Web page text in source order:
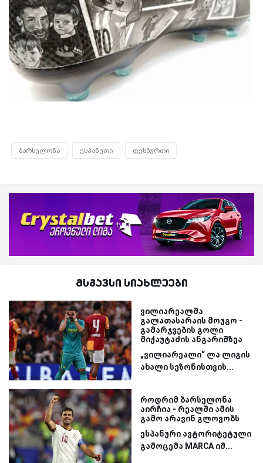
ბარსელონა ესპანეთი ფეხბურთი
მსგავსი სიახლეები
ვილიარეალმა
გალათასარაის მოუგო -
გამარჯვების გოლი
მიქაუტაძის ანგარიშზეა
„ვილიარეალი“ ლა ლიგის
ახალი სეზონისთვის...
როდრიმ ბარსელონა
აირჩია - რეალში ამის
გამო არავინ გლოვობს
ესპანური ავტორიტეტული
გამოცემა MARCA იმ...